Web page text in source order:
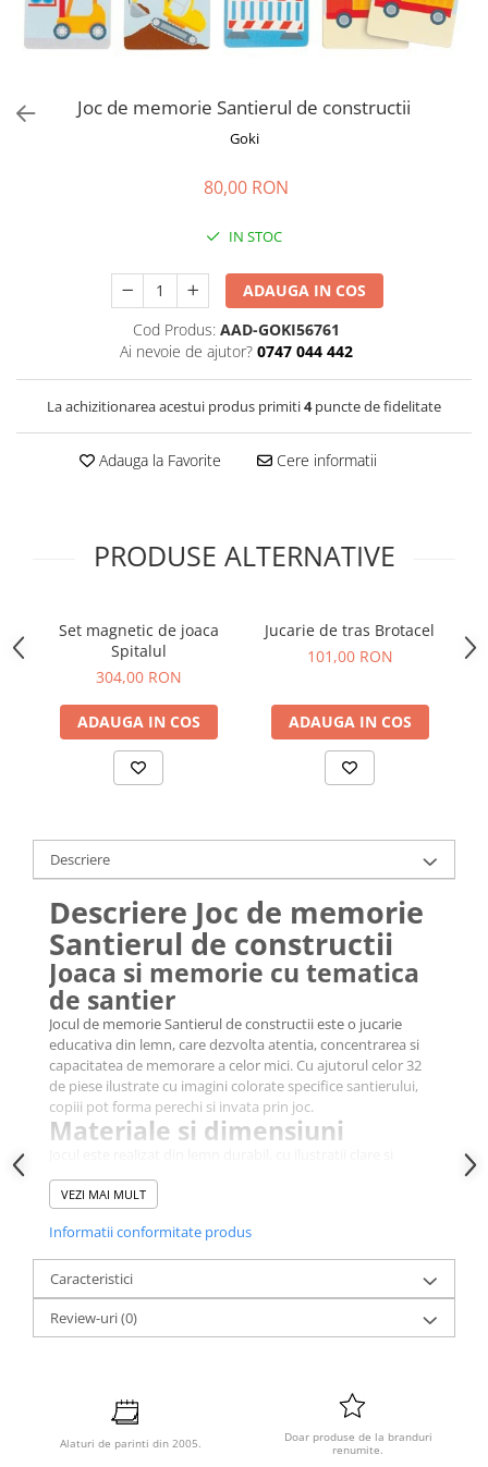
Decoratiuni
Jucarii educative
Jucarii electronice
Joc de memorie Santierul de constructii
Goki
80,00 RON
IN STOC
ADAUGA IN COS
Cod Produs: AAD-GOKI56761
Ai nevoie de ajutor? 0747 044 442
La achizitionarea acestui produs primiti4puncte de fidelitate
Adauga la Favorite Cere informatii
PRODUSE ALTERNATIVE
Set magnetic de joaca
Spitalul
304,00 RON
ADAUGA IN COS
Jucarie de tras Brotacel
101,00 RON
ADAUGA IN COS
Descriere
Descriere Joc de memorie
Santierul de constructii
Joaca si memorie cu tematica
de santier
Jocul de memorie Santierul de constructii este o jucarie
educativa din lemn, care dezvolta atentia, concentrarea si
capacitatea de memorare a celor mici. Cu ajutorul celor 32
de piese ilustrate cu imagini colorate specifice santierului,
copiii pot forma perechi si invata prin joc.
Materiale si dimensiuni
atractive. Fiecare piesa are dimensiunea de aproximativ 5 x
5 cm, fiind usor de manevrat de catre copii.
Varsta recomandata
Jocul de memorie Santierul de constructii este recomandat
copiilor cu varsta de peste 2 ani, fiind perfect pentru
dezvoltarea timpurie a gandirii si recunoasterii vizuale.
Siguranta copilului
Jocul de memorie Santierul de constructii poate contine
Ambalajele trebuie indepartate inainte de utilizare. A nu se
expune la foc sau umiditate.
VEZI MAI MULT
Informatii conformitate produs
Caracteristici
Review-uri(0)
Alaturi de parinti din 2005.
Doar produse de la branduri
renumite.